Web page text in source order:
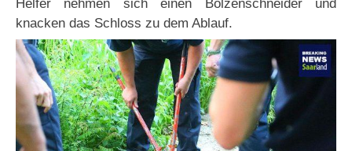
Helfer nehmen sich einen Bolzenschneider und
knacken das Schloss zu dem Ablauf.